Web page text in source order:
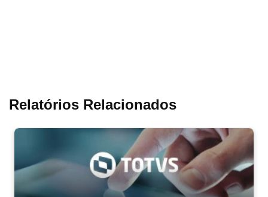
Relatórios Relacionados